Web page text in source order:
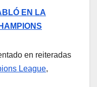
EN LA
en reiteradas
League,